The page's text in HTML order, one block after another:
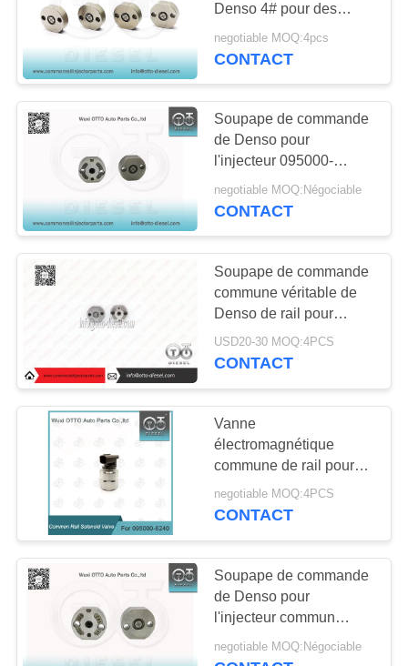
NOUS
CONTACTER
DEMANDEZ
UN
PLAN
DU
SITE
PRIVACY
POLICY
Denso 4# pour des
injecteurs 095000-5550
negotiable MOQ:4pcs
CONTACT
Soupape de commande
de Denso pour
l'injecteur 095000-
512#/689# /721
#/755#/758# 23670-
negotiable MOQ:Négociable
CONTACT
Soupape de commande
commune véritable de
Denso de rail pour
l'injecteur 095000-5212
USD20-30 MOQ:4PCS
CONTACT
Vanne
électromagnétique
commune de rail pour
l'injecteur 095000-6240
negotiable MOQ:4PCS
CONTACT
Soupape de commande
de Denso pour
l'injecteur commun
095000-560#/576#/811#
1465A041 de rail
negotiable MOQ:Négociable